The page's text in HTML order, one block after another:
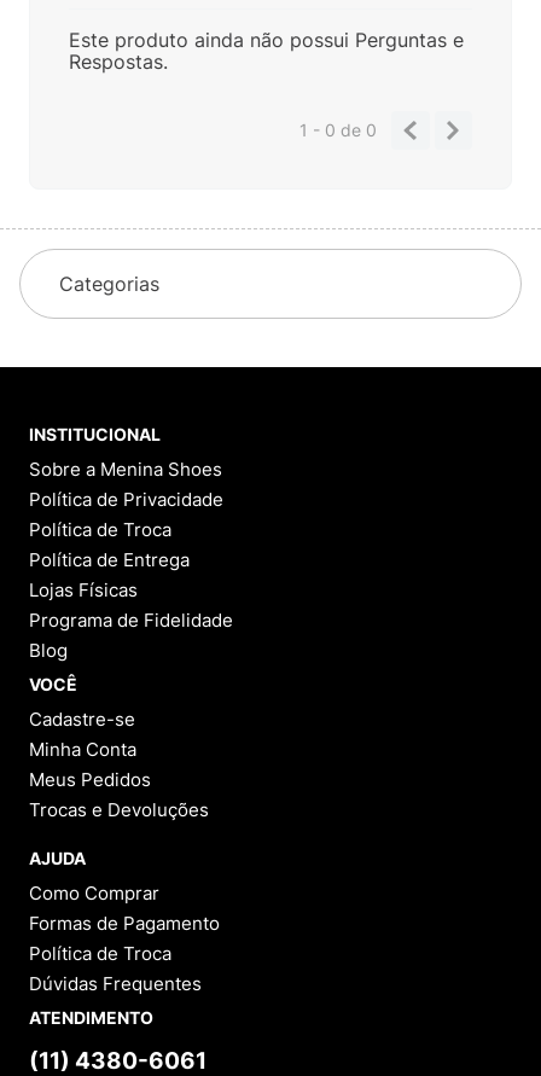
Este produto ainda não possui Perguntas e
Respostas.
1 - 0de 0
Categorias
INSTITUCIONAL
Sobre a Menina Shoes
Política de Privacidade
Política de Troca
Política de Entrega
Lojas Físicas
Programa de Fidelidade
Blog
VOCÊ
Cadastre-se
Minha Conta
Meus Pedidos
Trocas e Devoluções
AJUDA
Como Comprar
Formas de Pagamento
Política de Troca
Dúvidas Frequentes
ATENDIMENTO
(11) 4380-6061